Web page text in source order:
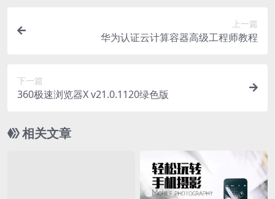
上一篇
华为认证云计算容器高级工程师教程
下一篇
360极速浏览器X v21.0.1120绿色版
相关文章